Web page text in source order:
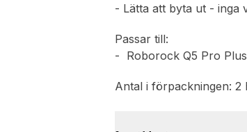
- Lätta att byta ut - inga
Passar till:
- Roborock Q5 Pro Plus
Antal i förpackningen: 2